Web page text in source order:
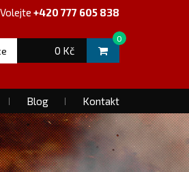
Volejte +420 777 605 838
0 Kč
0
Blog Kontakt